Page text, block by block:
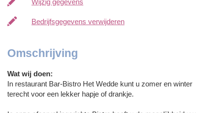
Wijzig gegevens
Bedrijfsgegevens verwijderen
Omschrijving
Wat wij doen:
In restaurant Bar-Bistro Het Wedde kunt u zomer en winter
terecht voor een lekker hapje of drankje.